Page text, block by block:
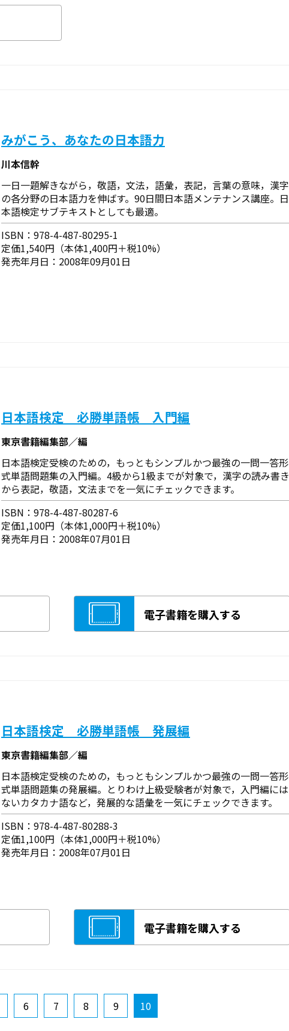
みがこう、あなたの日本語力
川本信幹
一日一題解きながら，敬語，文法，語彙，表記，言葉の意味，漢字
の各分野の日本語力を伸ばす。90日間日本語メンテナンス講座。日
本語検定サブテキストとしても最適。
ISBN：978-4-487-80295-1
定価1,540円（本体1,400円＋税10%）
発売年月日：2008年09月01日
日本語検定 必勝単語帳 入門編
東京書籍編集部／編
日本語検定受検のための，もっともシンプルかつ最強の一問一答形
式単語問題集の入門編。4級から1級までが対象で，漢字の読み書き
から表記，敬語，文法までを一気にチェックできます。
ISBN：978-4-487-80287-6
定価1,100円（本体1,000円＋税10%）
発売年月日：2008年07月01日
電子書籍を購入する
日本語検定 必勝単語帳 発展編
東京書籍編集部／編
日本語検定受検のための，もっともシンプルかつ最強の一問一答形
式単語問題集の発展編。とりわけ上級受験者が対象で，入門編には
ないカタカナ語など，発展的な語彙を一気にチェックできます。
ISBN：978-4-487-80288-3
定価1,100円（本体1,000円＋税10%）
発売年月日：2008年07月01日
電子書籍を購入する
6 7 8 9 10